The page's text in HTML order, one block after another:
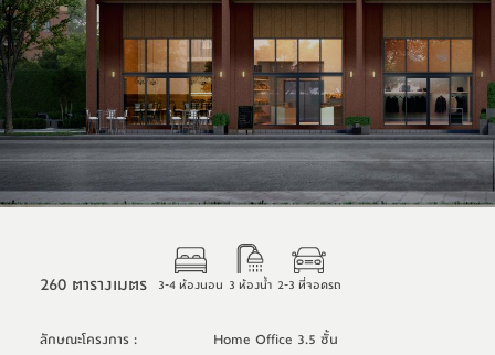
260 ตารางเมตร 3-4 ห้องนอน 3 ห้องน้ำ 2-3 ที่จอดรถ
ลักษณะโครงการ :
Home Office 3.5 ชั้น